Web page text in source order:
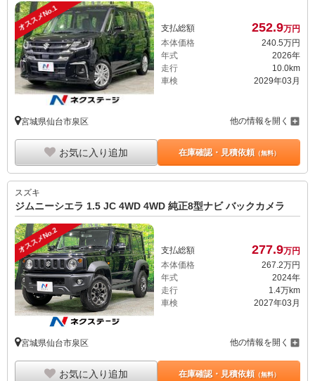
オススメNo.1 支払総額 252.9万円
本体価格
240.5万円
年式
2026年
走行
10.0km
車検
2029年03月
宮城県仙台市泉区 他の情報を開く
お気に入り追加 在庫確認・見積依頼（無料）
スズキ
ジムニーシエラ 1.5 JC 4WD 4WD 純正8型ナビ バックカメラ
オススメNo.2 支払総額 277.9万円
本体価格
267. 2万円
年式
2024年
走行
1.4万km
車検
2027年03月
宮城県仙台市泉区 他の情報を開く
お気に入り追加 在庫確認・見積依頼（無料）